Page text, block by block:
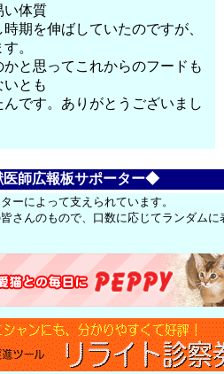
い体質
期を伸ばしていたのですが、
。
と思ってこれからのフードも
とも
です。ありがとうございまし
師広報板サポーター◆
ーによって支えられています。
さんのもので、口数に応じてランダムに